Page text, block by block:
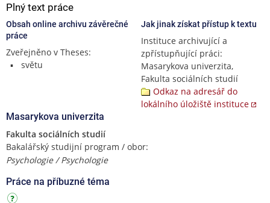
Plný text práce
Obsah online archivu závěrečné
práce
Zveřejněno v Theses:
světu
Jak jinak získat přístup k textu
Instituce archivující a
zpřístupňující práci:
Masarykova univerzita,
Fakulta sociálních studií
Odkaz na adresář do
lokálního úložiště instituce
Masarykova univerzita
Fakulta sociálních studií
Bakalářský studijní program / obor:
Psychologie / Psychologie
Práce na příbuzné téma